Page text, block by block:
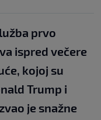
prvo
ispred večere
kojoj su
Trump i
je snažne